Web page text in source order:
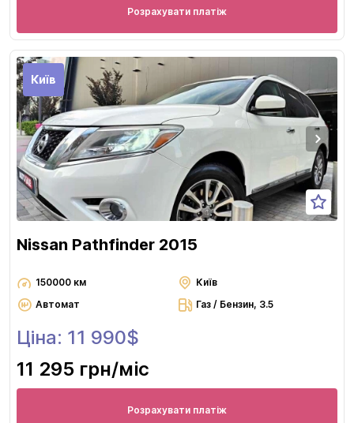
Розрахувати платіж
Київ
Nissan Pathfinder 2015
150000 км
Київ
Автомат
Газ / Бензин, 3.5
Ціна: 11 990$
11 295 грн/міс
Розрахувати платіж